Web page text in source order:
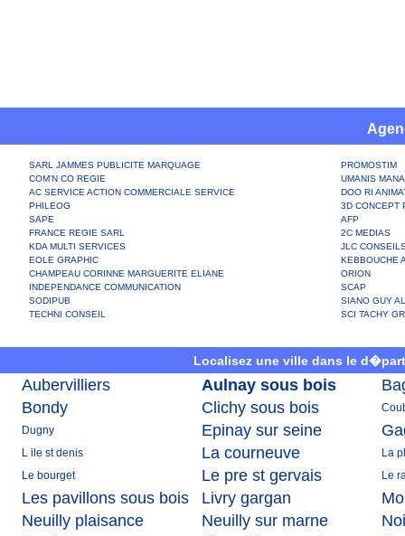
SARL JAMMES PUBLICITE MARQUAGE
PROMOSTIM
COM'N CO REGIE
UMANIS
AC SERVICE ACTION COMMERCIALE SERVICE
DOO RI
PHILEOG
3D CONCEPT
SAPE
AFP
FRANCE REGIE SARL
2C MEDIAS
KDA MULTI SERVICES
JLC
EOLE GRAPHIC
KEBBOUCHE
CHAMPEAU CORINNE MARGUERITE ELIANE
ORION
INDEPENDANCE COMMUNICATION
SCAP
SODIPUB
SIANO GUY
TECHNI CONSEIL
SCI TACHY
Localisez une ville dans le
Aubervilliers Aulnay sous bois
Bondy
Clichy sous bois
Dugny
Epinay sur seine
L ile st denis La courneuve
La
Le bourget
Le pre st gervais Le
Les pavillons sous bois Livry gargan
Neuilly plaisance
Neuilly sur marne